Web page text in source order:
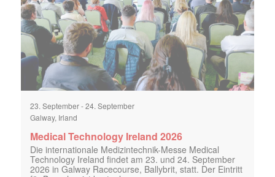
23. September-24. September
Galway, Irland
Medical Technology Ireland 2026
Die internationale Medizintechnik-Messe Medical
Technology Ireland findet am 23. und 24. September
2026 in Galway Racecourse, Ballybrit, statt. Der Eintritt